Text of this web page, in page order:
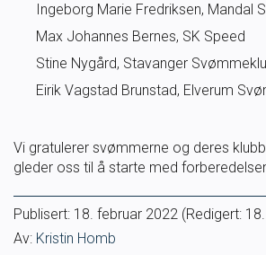
For trenere
Barneidrett
Ingeborg Marie Fredriksen, Mandal
Max Johannes Bernes, SK Speed
Stine Nygård, Stavanger
Eirik Vagstad Brunstad, Elverum
Vi gratulerer svømmerne og deres
gleder oss til å starte med
Publisert: 18. februar 2022 (Redigert:
Av: Kristin Homb